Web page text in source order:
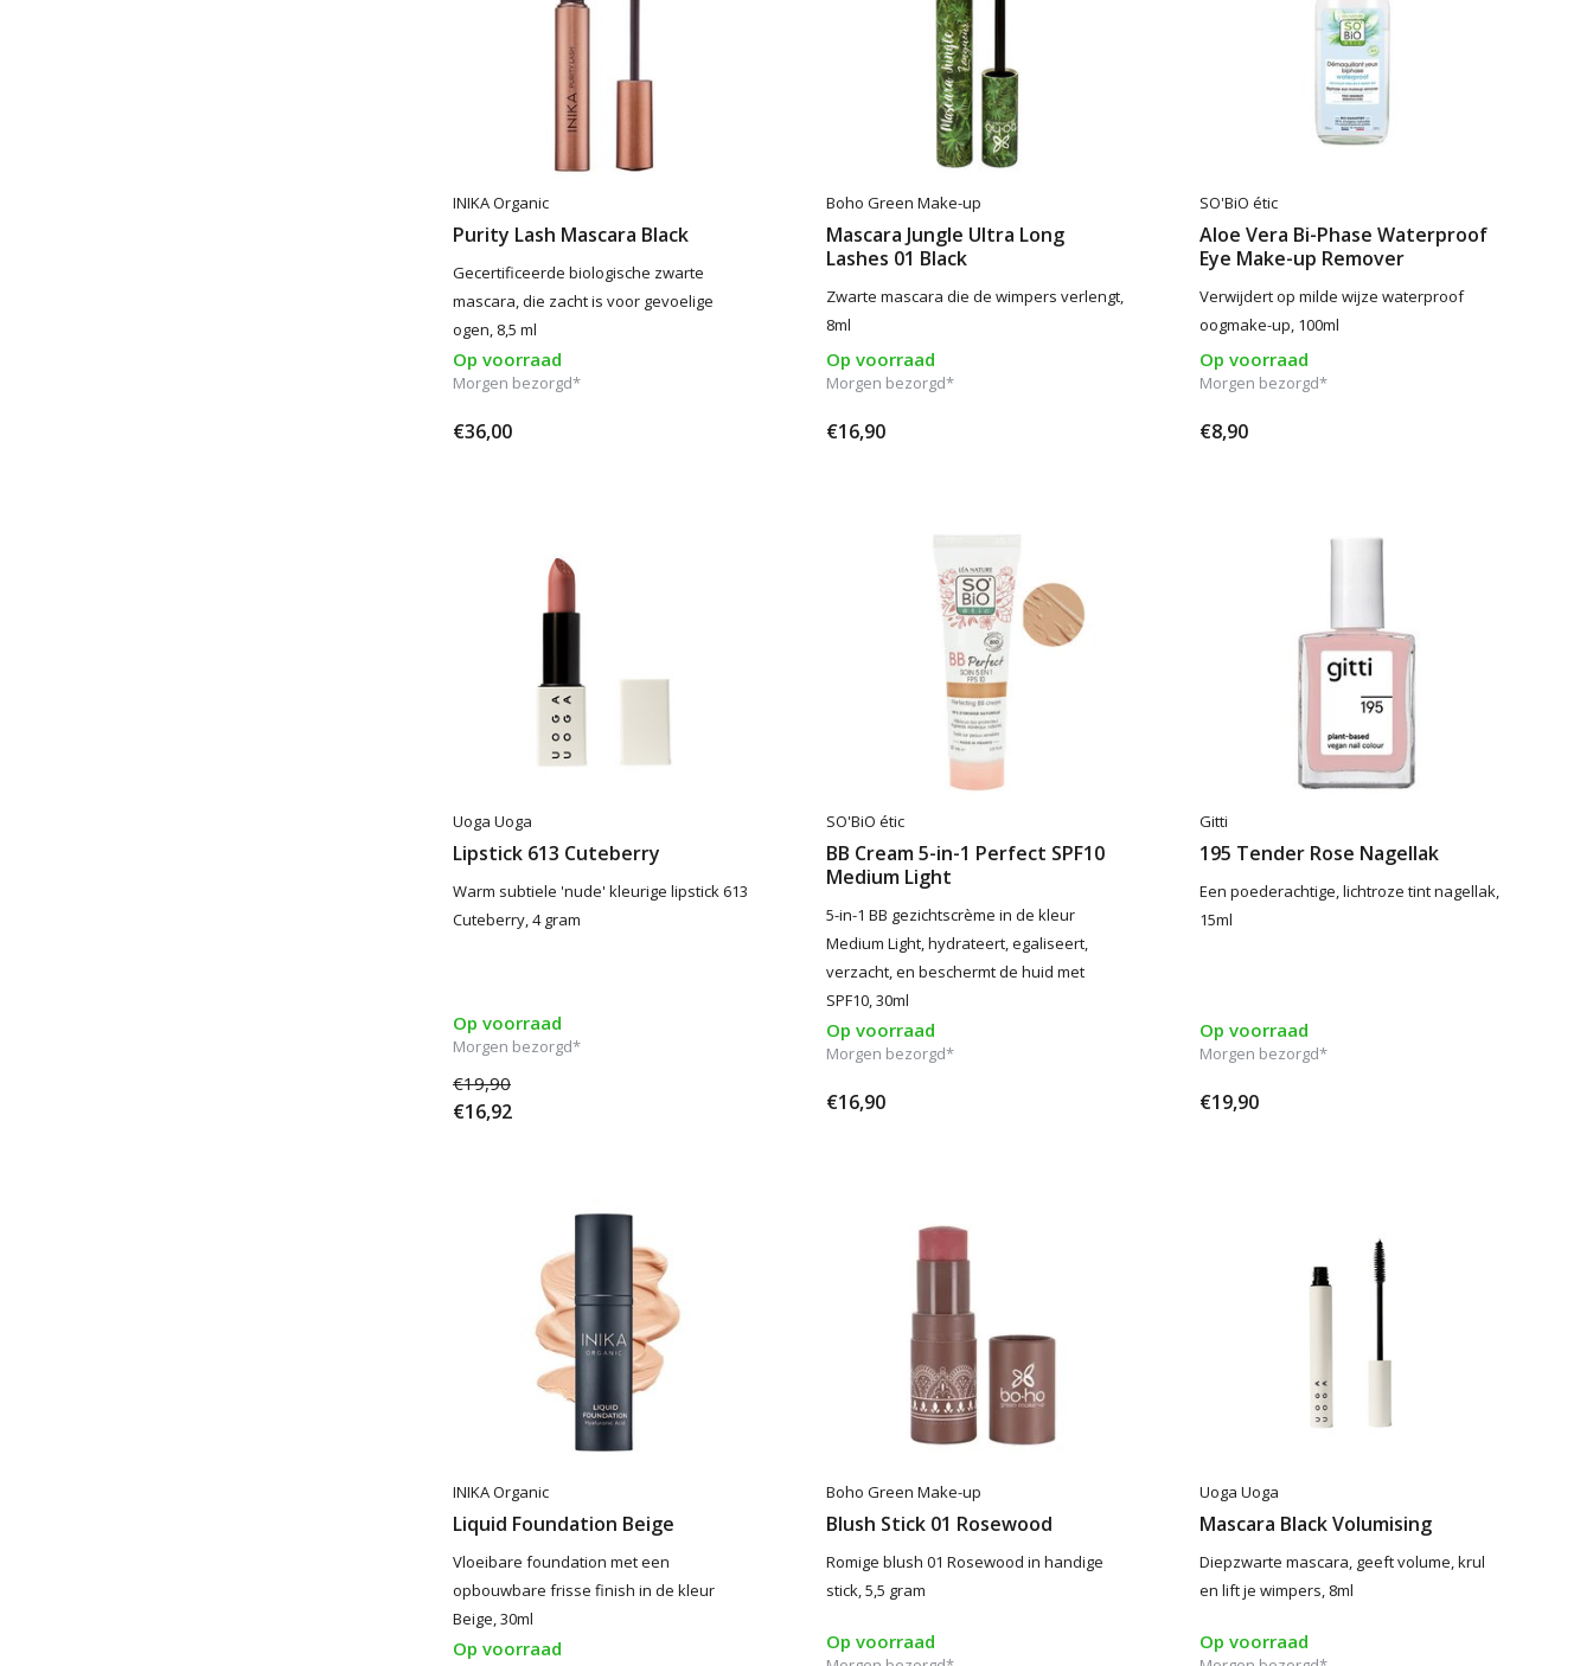
INIKA Organic
Purity Lash Mascara Black
Gecertificeerde biologische zwarte
mascara, die zacht is voor gevoelige
ogen, 8,5 ml
Op voorraad
Morgen bezorgd*
€36,00
Boho Green Make-up
Mascara Jungle Ultra Long
Lashes 01 Black
Zwarte mascara die de wimpers verlengt,
8ml
Op voorraad
Morgen bezorgd*
€16,90
SO'BiO étic
Aloe Vera Bi-Phase Waterproof
Eye Make-up Remover
Verwijdert op milde wijze waterproof
oogmake-up, 100ml
Op voorraad
Morgen bezorgd*
€8,90
Uoga Uoga
Lipstick 613 Cuteberry
Warm subtiele 'nude' kleurige lipstick 613
Cuteberry, 4 gram
Op voorraad
Morgen bezorgd*
€19,90
€16,92
SO'BiO étic
BB Cream 5-in-1 Perfect SPF10
Medium Light
5-in-1 BB gezichtscrème in de kleur
Medium Light, hydrateert, egaliseert,
verzacht, en beschermt de huid met
SPF10, 30ml
Op voorraad
Morgen bezorgd*
€16,90
Gitti
195 Tender Rose Nagellak
Een poederachtige, lichtroze tint nagellak,
15ml
Op voorraad
Morgen bezorgd*
€19,90
INIKA Organic
Liquid Foundation Beige
Vloeibare foundation met een
opbouwbare frisse finish in de kleur
Beige, 30ml
Op voorraad
Boho Green Make-up
Blush Stick 01 Rosewood
Romige blush 01 Rosewood in handige
stick, 5,5 gram
Op voorraad
Uoga Uoga
Mascara Black Volumising
Diepzwarte mascara, geeft volume, krul
en lift je wimpers, 8ml
Op voorraad